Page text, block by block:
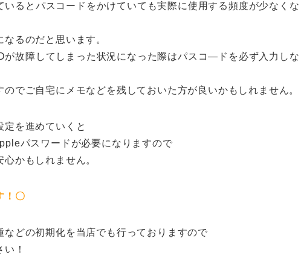
るとパスコードをかけていても実際に使用する頻度が少なくな
るのだと思います。
が故障してしまった状況になった際はパスコ―ドを必ず入力しな
でご自宅にメモなどを残しておいた方が良いかもしれません。
定を進めていくと
パスワードが必要になりますので
かもしれません。
！〇
どの初期化を当店でも行っておりますので
！